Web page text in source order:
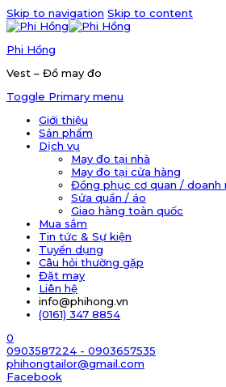
Skip to navigation Skip to content
Phi Hồng
Vest – Đồ may đo
Toggle Primary menu
Giới thiệu
Sản phẩm
Dịch vụ
May đo tại nhà
May đo tại cửa hàng
Đồng phục cơ quan / doanh
Sửa quần / áo
Giao hàng toàn quốc
Mua sắm
Tin tức & Sự kiện
Tuyển dụng
Câu hỏi thường gặp
Đặt may
Liên hệ
info@phihong.vn
(0161) 347 8854
0
0903587224 - 0903657535
phihongtailor@gmail.com
Facebook